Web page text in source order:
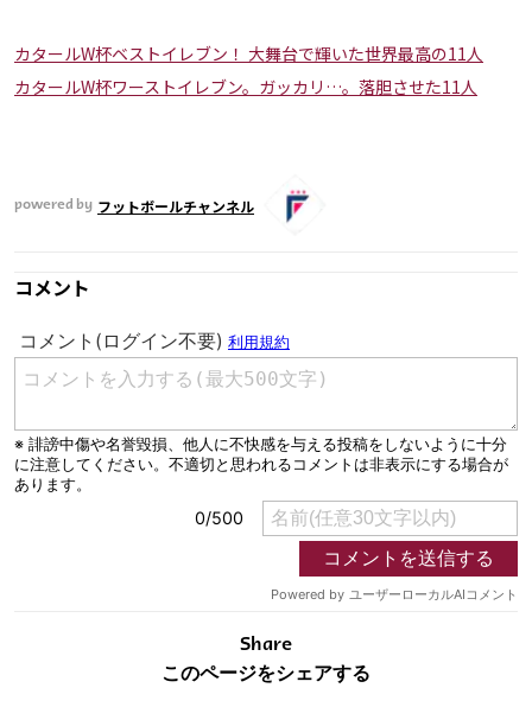
カタールW杯ベストイレブン！ 大舞台で輝いた世界最高の11人
カタールW杯ワーストイレブン。ガッカリ…。落胆させた11人
powered by フットボールチャンネル
コメント
Share